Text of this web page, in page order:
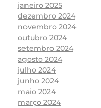
janeiro 2025
dezembro 2024
novembro 2024
outubro 2024
setembro 2024
agosto 2024
julho 2024
junho 2024
maio 2024
março 2024